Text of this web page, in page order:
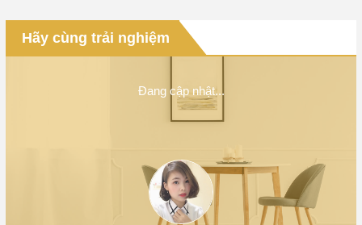
Hãy cùng trải nghiệm
Đang cập nhật...